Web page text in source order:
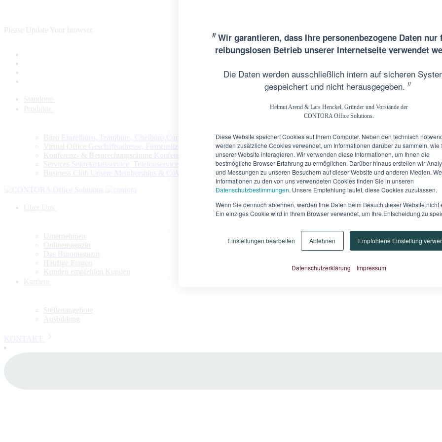
〃Wir garantieren, dass Ihre personenbezogene Daten nur
reibungslosen Betrieb unserer Internetseite verwendet
Die Daten werden ausschließlich intern auf sicheren
gespeichert und nicht herausgegeben. 〃
Helmut Arend & Lars Henckel, Gründer und Vorstände der
CONTORA Office Solutions.
Diese Website speichert Cookies auf Ihrem Computer. Neben den technisch
werden zusätzliche Cookies verwendet, um Informationen darüber zu sammeln, wie
unserer Website interagieren. Wir verwenden diese Informationen, um Ihnen die
bestmögliche Browser-Erfahrung zu ermöglichen. Darüber hinaus erstellen wir
und Messungen zu unseren Besuchern auf dieser Website und anderen Medien.
Informationen zu den von uns verwendeten Cookies finden Sie in unseren
Datenschutzbestimmungen. Unsere Empfehlung lautet, diese Cookies zuzulassen.
Wenn Sie dennoch ablehnen, werden Ihre Daten beim Besuch dieser Website nicht
Ein einziges Cookie wird in Ihrem Browser verwendet, um Ihre Entscheidung zu
Einstellungen bearbeiten Empfohlene Einstellung
Ablehnen
Datenschutzerklärung Impressum
Please Update Your browser
Büro Einzelbüro, Teambüro, Chefbüro,Corporate Office, Executive CoWorking
Virtual Office Geschäftsadresse, Firmensitz, Kanzleisitz
Konferenz- & Besprechungsräume Konferenzen, Besprechungen, Seminare, Videomeetings, Kreativraum, Private Lounge
Services Sekretariatsservice, Telefonservice, Concierge Service, HighSpeed mit Fallback
Business Club Unsere Memberships & CoWorking
Unternehmen
Onlinemagazin
Das Büromagazin
Häufige Fragen
Kunden empfehlen Kunden
Stellenangebote
Ausbildung
KONTAKT